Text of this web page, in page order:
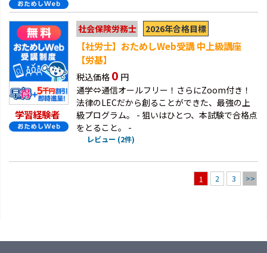
学習経験者
社会保険労務士 2026年合格目標
【社労士】おためしWeb受講 中上級講座
【労基】
税込価格 0 円
通学⇔通信オールフリー！さらにZoom付き！
法律のLECだから創ることができた、最強の上
級プログラム。 - 狙いはひとつ、本試験で合格点
をとること。 -
レビュー (2件)
1 2 3 >>